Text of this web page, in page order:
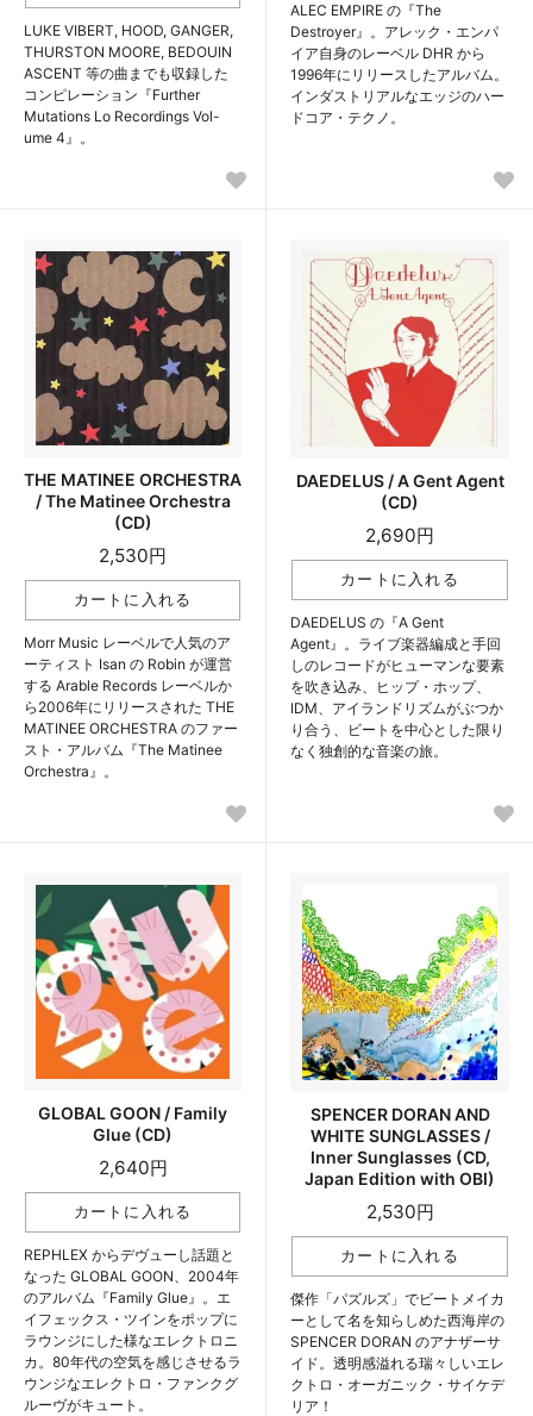
LUKE VIBERT, HOOD, GANGER,
THURSTON MOORE, BEDOUIN
ASCENT 等の曲までも収録した
コンピレーション『Further
Mutations Lo Recordings Vol-
ume 4』。
ALEC EMPIRE の『The
Destroyer』。アレック・エンパ
イア自身のレーベル DHR から
1996年にリリースしたアルバム。
インダストリアルなエッジのハー
ドコア・テクノ。
THE MATINEE ORCHESTRA
/ The Matinee Orchestra
(CD)
2,530円
Morr Music レーベルで人気のア
ーティスト Isan の Robin が運営
する Arable Records レーベルか
ら2006年にリリースされた THE
MATINEE ORCHESTRA のファー
スト・アルバム『The Matinee
Orchestra』。
DAEDELUS / A Gent Agent
(CD)
2,690円
DAEDELUS の『A Gent
Agent』。ライブ楽器編成と手回
しのレコードがヒューマンな要素
を吹き込み、ヒップ・ホップ、
IDM、アイランドリズムがぶつか
り合う、ビートを中心とした限り
なく独創的な音楽の旅。
GLOBAL GOON / Family
Glue (CD)
2,640円
REPHLEX からデヴューし話題と
なった GLOBAL GOON、2004年
のアルバム『Family Glue』。エ
イフェックス・ツインをポップに
ラウンジにした様なエレクトロニ
カ。80年代の空気を感じさせるラ
ウンジなエレクトロ・ファンクグ
ルーヴがキュート。
SPENCER DORAN AND
WHITE SUNGLASSES /
Inner Sunglasses (CD,
Japan Edition with OBI)
2,530円
傑作「パズルズ」でビートメイカ
ーとして名を知らしめた西海岸の
SPENCER DORAN のアナザーサ
イド。透明感溢れる瑞々しいエレ
クトロ・オーガニック・サイケデ
リア！